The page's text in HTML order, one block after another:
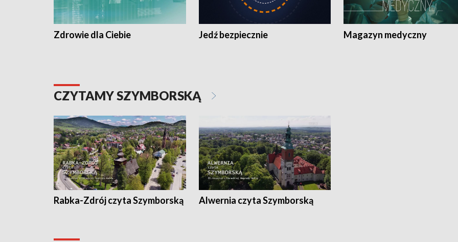
Zdrowie dla Ciebie Jedź bezpiecznie Magazyn medyczny
CZYTAMY SZYMBORSKĄ
Rabka-Zdrój czyta Szymborską Alwernia czyta Szymborską